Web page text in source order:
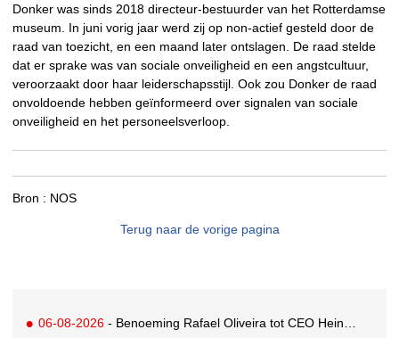
Donker was sinds 2018 directeur-bestuurder van het Rotterdamse
museum. In juni vorig jaar werd zij op non-actief gesteld door de
raad van toezicht, en een maand later ontslagen. De raad stelde
dat er sprake was van sociale onveiligheid en een angstcultuur,
veroorzaakt door haar leiderschapsstijl. Ook zou Donker de raad
onvoldoende hebben geïnformeerd over signalen van sociale
onveiligheid en het personeelsverloop.
Bron : NOS
Terug naar de vorige pagina
06-08-2026 - Benoeming Rafael Oliveira tot CEO Heineken nu defintief